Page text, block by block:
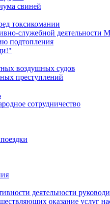
свиней
токсикомании
служебной
подтопления
воздушных судов
преступлений
сотрудничество
деятельности
оказание услуг